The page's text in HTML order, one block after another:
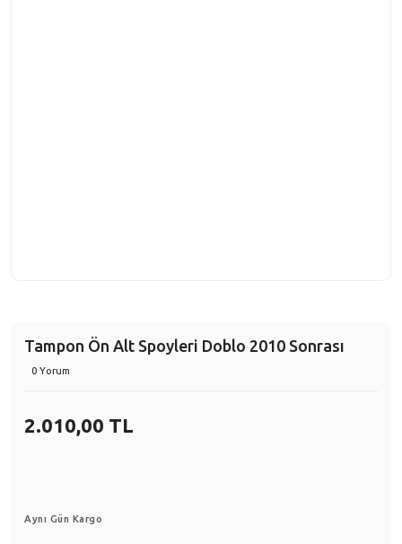
Tampon Ön Alt Spoyleri Doblo 2010 Sonrası
0 Yorum
2.010,00 TL
Aynı Gün Kargo